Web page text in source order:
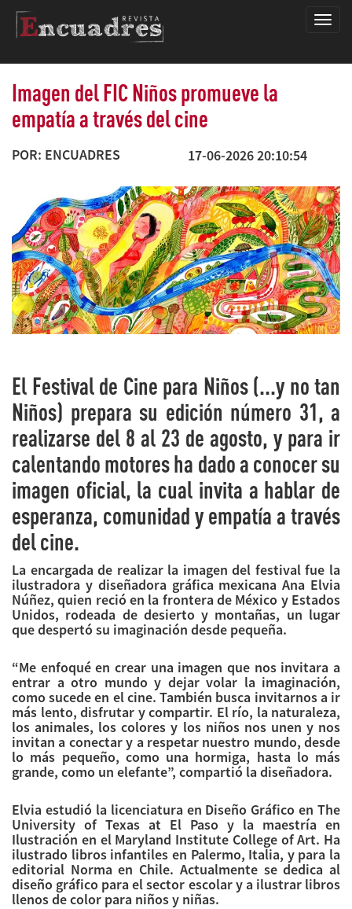
Imagen del FIC Niños promueve la
empatía a través del cine
POR: ENCUADRES 17-06-2026 20:10:54
El Festival de Cine para Niños (...y no tan
Niños) prepara su edición número 31, a
realizarse del 8 al 23 de agosto, y para ir
calentando motores ha dado a conocer su
imagen oficial, la cual invita a hablar de
esperanza, comunidad y empatía a través
del cine.
La encargada de realizar la imagen del festival fue la
ilustradora y diseñadora gráfica mexicana Ana Elvia
Núñez, quien reció en la frontera de México y Estados
Unidos, rodeada de desierto y montañas, un lugar
que despertó su imaginación desde pequeña.
“Me enfoqué en crear una imagen que nos invitara a
entrar a otro mundo y dejar volar la imaginación,
como sucede en el cine. También busca invitarnos a ir
más lento, disfrutar y compartir. El río, la naturaleza,
los animales, los colores y los niños nos unen y nos
invitan a conectar y a respetar nuestro mundo, desde
lo más pequeño, como una hormiga, hasta lo más
grande, como un elefante”, compartió la diseñadora.
Elvia estudió la licenciatura en Diseño Gráfico en The
University of Texas at El Paso y la maestría en
Ilustración en el Maryland Institute College of Art. Ha
ilustrado libros infantiles en Palermo, Italia, y para la
editorial Norma en Chile. Actualmente se dedica al
diseño gráfico para el sector escolar y a ilustrar libros
llenos de color para niños y niñas.